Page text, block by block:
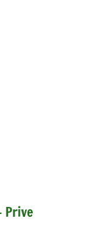
Prive